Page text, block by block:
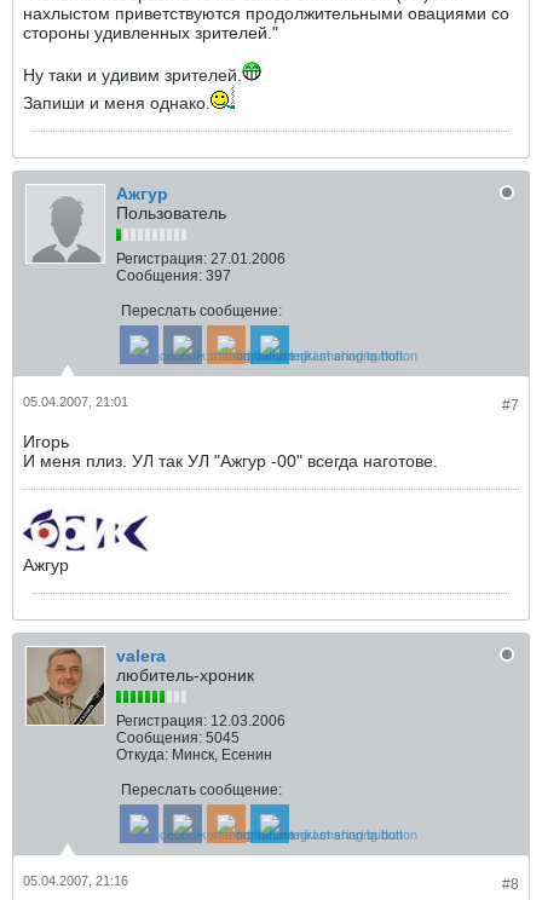
нахлыстом приветствуются продолжительными овациями со
стороны удивленных зрителей."
Ну таки и удивим зрителей.
Запиши и меня однако.
Ажгур
Пользователь
Регистрация: 27.01.2006
Сообщения: 397
Переслать сообщение:
#7
05.04.2007, 21:01
Игорь
И меня плиз. УЛ так УЛ "Ажгур -00" всегда наготове.
Ажгур
valera
любитель-хроник
Регистрация: 12.03.2006
Сообщения: 5045
Откуда: Минск, Есенин
Переслать сообщение:
#8
05.04.2007, 21:16